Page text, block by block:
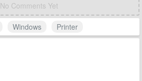
No Comments Yet
Windows Printer